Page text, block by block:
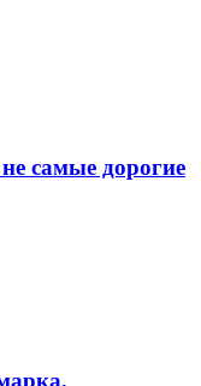
самые дорогие